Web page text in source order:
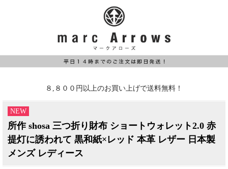
８,８００円以上のお買い上げで送料無料！
NEW
所作 shosa 三つ折り財布 ショートウォレット2.0 赤
提灯に誘われて 黒和紙×レッド 本革 レザー 日本製
メンズ レディース